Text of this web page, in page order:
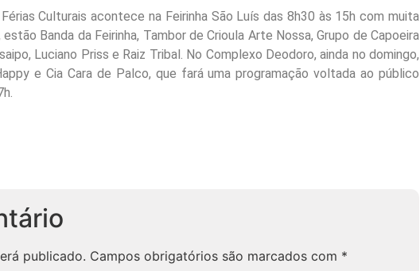
Culturais acontece na Feirinha São Luís das 8h30 às 15h com muita
Banda da Feirinha, Tambor de Crioula Arte Nossa, Grupo de Capoeira
Luciano Priss e Raiz Tribal. No Complexo Deodoro, ainda no domingo,
e Cia Cara de Palco, que fará uma programação voltada ao público
publicado. Campos obrigatórios são marcados com *